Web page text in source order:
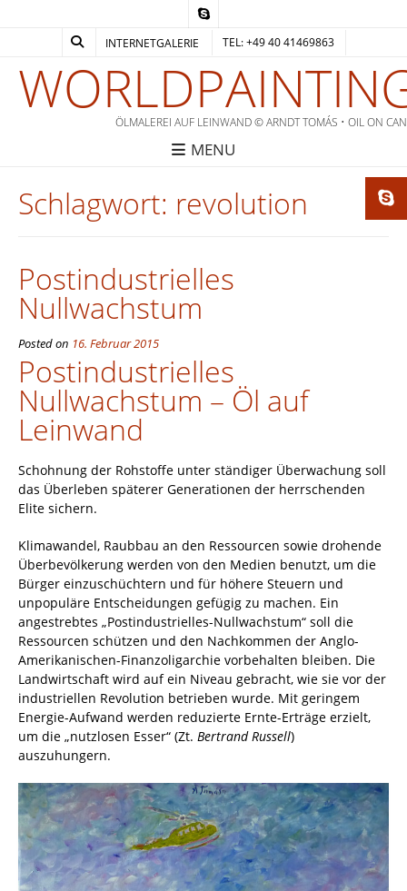
INTERNETGALERIE TEL: +49 40 41469863
ÖLMALEREI AUF LEINWAND © ARNDT TOMÁS • OIL ON
MENU
Schlagwort: revolution
Postindustrielles
Nullwachstum
Posted on 16. Februar 2015
Postindustrielles
Nullwachstum – Öl auf
Leinwand
Schohnung der Rohstoffe unter ständiger Überwachung soll
das Überleben späterer Generationen der herrschenden
Elite sichern.
Klimawandel, Raubbau an den Ressourcen sowie drohende
Überbevölkerung werden von den Medien benutzt, um die
Bürger einzuschüchtern und für höhere Steuern und
unpopuläre Entscheidungen gefügig zu machen. Ein
angestrebtes „Postindustrielles-Nullwachstum“ soll die
Ressourcen schützen und den Nachkommen der Anglo-
Amerikanischen-Finanzoligarchie vorbehalten bleiben. Die
Landwirtschaft wird auf ein Niveau gebracht, wie sie vor der
industriellen Revolution betrieben wurde. Mit geringem
Energie-Aufwand werden reduzierte Ernte-Erträge erzielt,
um die „nutzlosen Esser“ (Zt. Bertrand Russell)
auszuhungern.